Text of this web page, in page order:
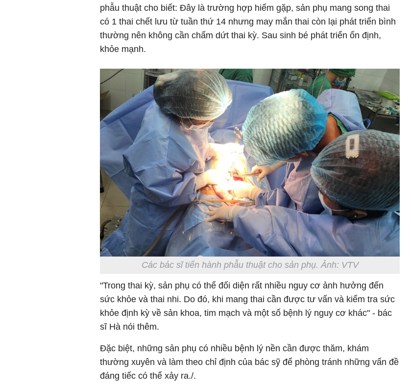
phẫu thuật cho biết: Đây là trường hợp hiếm gặp, sản phụ mang song thai
có 1 thai chết lưu từ tuần thứ 14 nhưng may mắn thai còn lại phát triển bình
thường nên không cần chấm dứt thai kỳ. Sau sinh bé phát triển ổn định,
khỏe mạnh.
Các bác sĩ tiến hành phẫu thuật cho sản phụ. Ảnh: VTV
"Trong thai kỳ, sản phụ có thể đối diện rất nhiều nguy cơ ảnh hưởng đến
sức khỏe và thai nhi. Do đó, khi mang thai cần được tư vấn và kiểm tra sức
khỏe định kỳ về sản khoa, tim mạch và một số bệnh lý nguy cơ khác" - bác
sĩ Hà nói thêm.
Đặc biệt, những sản phụ có nhiều bệnh lý nền cần được thăm, khám
thường xuyên và làm theo chỉ định của bác sỹ để phòng tránh những vấn đề
đáng tiếc có thể xảy ra./.